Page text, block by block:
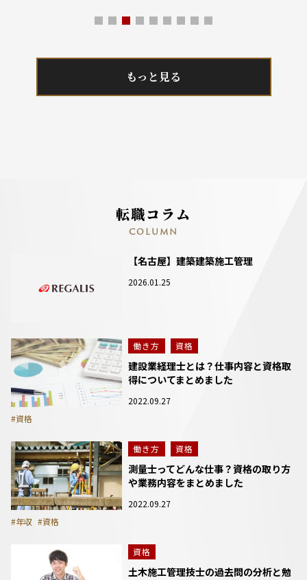
もっと見る
転職コラム
COLUMN
【名古屋】建築建築施工管理
2026.01.25
働き方 資格
建設業経理士とは？仕事内容と資格取
得についてまとめました
2022.09.27
#資格
働き方 資格
測量士ってどんな仕事？資格の取り方
や業務内容をまとめました
2022.09.27
#年収 #資格
資格
土木施工管理技士の過去問の分析と勉